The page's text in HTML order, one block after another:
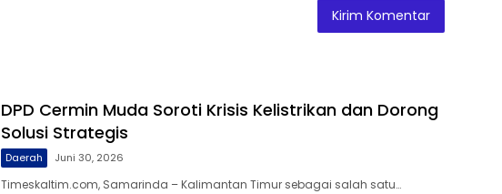
DPD Cermin Muda Soroti Krisis Kelistrikan dan Dorong
Solusi Strategis
Daerah Juni 30, 2026
Timeskaltim.com, Samarinda – Kalimantan Timur sebagai salah satu…